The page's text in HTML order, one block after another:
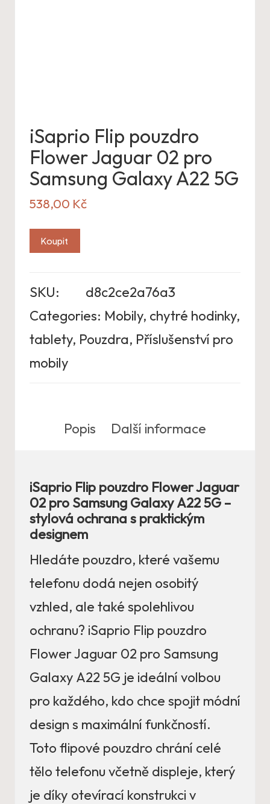
iSaprio Flip pouzdro
Flower Jaguar 02 pro
Samsung Galaxy A22 5G
538,00 Kč
Koupit
SKU:
d8c2ce2a76a3
Categories: Mobily, chytré hodinky,
tablety, Pouzdra, Příslušenství pro
mobily
Popis Další informace
iSaprio Flip pouzdro Flower Jaguar
02 pro Samsung Galaxy A22 5G –
stylová ochrana s praktickým
designem
Hledáte pouzdro, které vašemu
telefonu dodá nejen osobitý
vzhled, ale také spolehlivou
ochranu? iSaprio Flip pouzdro
Flower Jaguar 02 pro Samsung
Galaxy A22 5G je ideální volbou
pro každého, kdo chce spojit módní
design s maximální funkčností.
Toto flipové pouzdro chrání celé
tělo telefonu včetně displeje, který
je díky otevírací konstrukci v